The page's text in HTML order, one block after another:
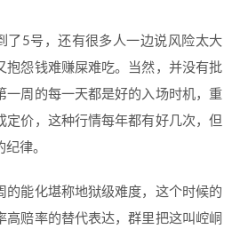
了5号，还有很多人一边说风险太大
抱怨钱难赚屎难吃。当然，并没有批
一周的每一天都是好的入场时机，重
定价，这种行情每年都有好几次，但
律。
的能化堪称地狱级难度，这个时候的
高赔率的替代表达，群里把这叫崆峒